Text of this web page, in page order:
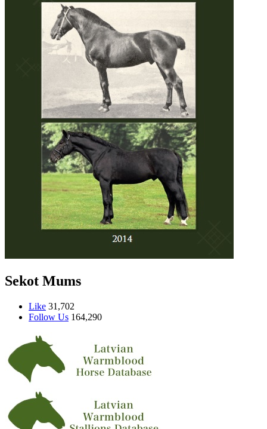
Sekot Mums
Like 31,702
Follow Us 164,290